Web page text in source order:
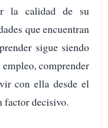
la calidad de su
que encuentran
sigue siendo
comprender
con ella desde el
factor decisivo.